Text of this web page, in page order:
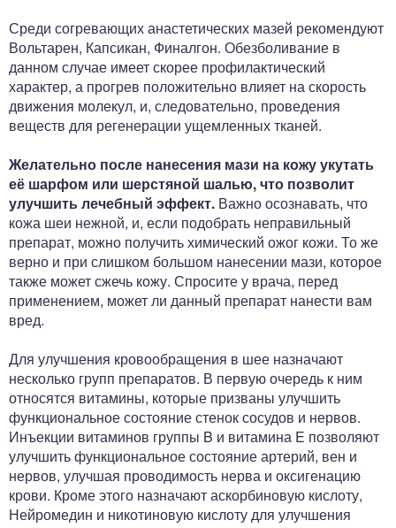
Среди согревающих анастетических мазей рекомендуют
Вольтарен, Капсикан, Финалгон. Обезболивание в
данном случае имеет скорее профилактический
характер, а прогрев положительно влияет на скорость
движения молекул, и, следовательно, проведения
веществ для регенерации ущемленных тканей.
Желательно после нанесения мази на кожу укутать
её шарфом или шерстяной шалью, что позволит
улучшить лечебный эффект. Важно осознавать, что
кожа шеи нежной, и, если подобрать неправильный
препарат, можно получить химический ожог кожи. То же
верно и при слишком большом нанесении мази, которое
также может сжечь кожу. Спросите у врача, перед
применением, может ли данный препарат нанести вам
вред.
Для улучшения кровообращения в шее назначают
несколько групп препаратов. В первую очередь к ним
относятся витамины, которые призваны улучшить
функциональное состояние стенок сосудов и нервов.
Инъекции витаминов группы B и витамина E позволяют
улучшить функциональное состояние артерий, вен и
нервов, улучшая проводимость нерва и оксигенацию
крови. Кроме этого назначают аскорбиновую кислоту,
Нейромедин и никотиновую кислоту для улучшения